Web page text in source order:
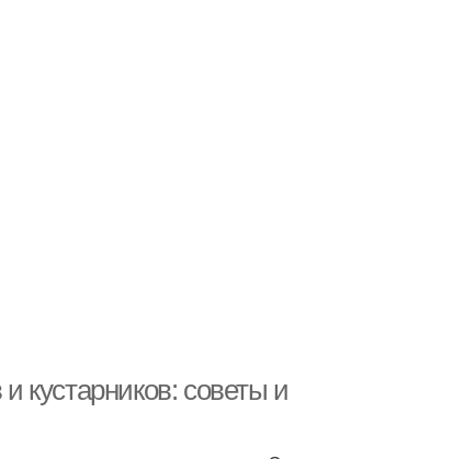
кустарников: советы и